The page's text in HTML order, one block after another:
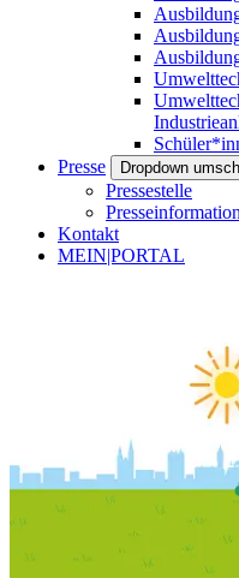
Presse
Dropdown
Pressestelle
Presseinformation
Kontakt
MEIN|PORTAL